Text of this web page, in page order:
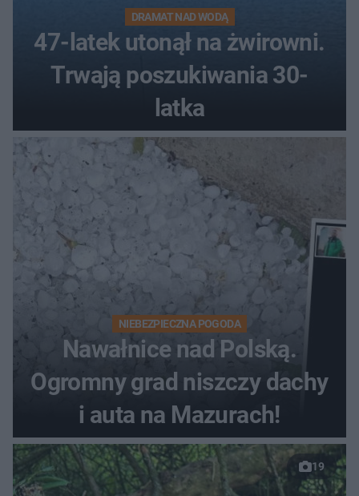
DRAMAT NAD WODĄ
47-latek utonął na żwirowni.
Trwają poszukiwania 30-
latka
NIEBEZPIECZNA POGODA
Nawałnice nad Polską.
Ogromny grad niszczy dachy
i auta na Mazurach!
19